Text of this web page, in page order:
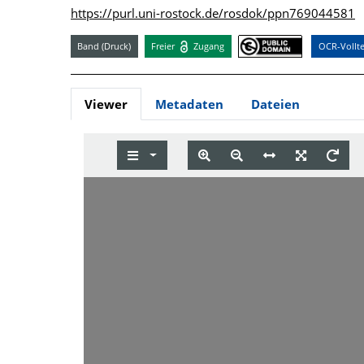
https://purl.uni-rostock.de/rosdok/ppn769044581
Band (Druck) Freier Zugang OCR-
Viewer Metadaten Dateien